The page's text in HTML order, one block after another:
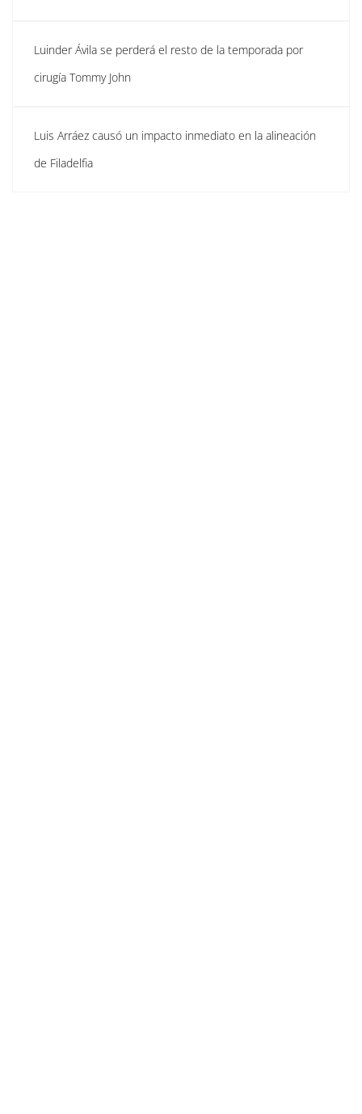
Luinder Ávila se perderá el resto de la temporada por
cirugía Tommy John
Luis Arráez causó un impacto inmediato en la alineación
de Filadelfia